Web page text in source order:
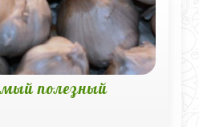
полезный